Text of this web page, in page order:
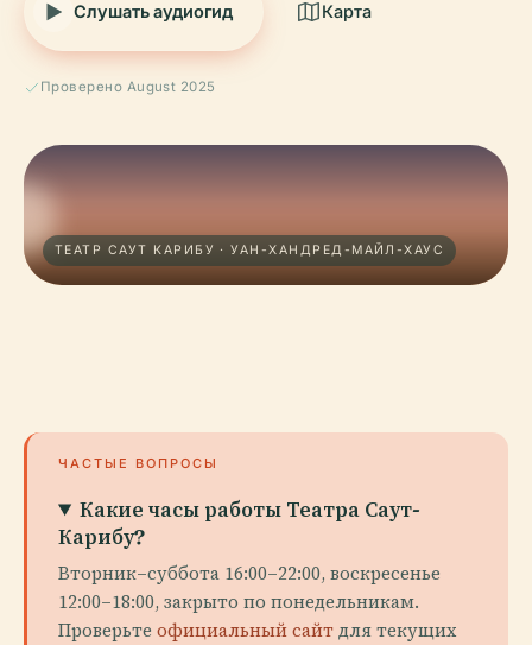
Слушать аудиогид Карта
Проверено August 2025
ТЕАТР САУТ КАРИБУ · УАН-ХАНДРЕД-МАЙЛ-ХАУС
ЧАСТЫЕ ВОПРОСЫ
Какие часы работы Театра Саут-
Карибу?
Вторник–суббота 16:00–22:00, воскресенье
12:00–18:00, закрыто по понедельникам.
Проверьте официальный сайтдля текущих